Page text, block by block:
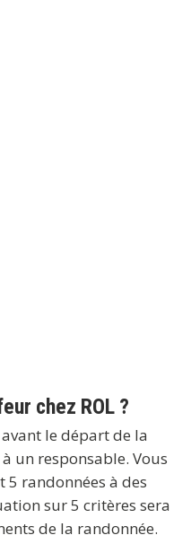
chez ROL ?
le départ de la
un responsable. Vous
randonnées à des
sur 5 critères sera
de la randonnée.